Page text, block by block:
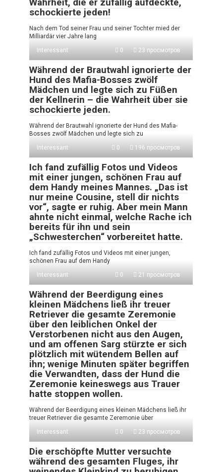
schockierte jeden!
Nach dem Tod seiner Frau und seiner Tochter mied der
Milliardär vier Jahre lang
Interessant
0 23 просмотров
Während der Brautwahl ignorierte der
Hund des Mafia-Bosses zwölf
Mädchen und legte sich zu Füßen
der Kellnerin – die Wahrheit über sie
schockierte jeden.
Während der Brautwahl ignorierte der Hund des Mafia-
Bosses zwölf Mädchen und legte sich zu
Interessant
0 196 просмотров
Ich fand zufällig Fotos und Videos
mit einer jungen, schönen Frau auf
dem Handy meines Mannes. „Das ist
nur meine Cousine, stell dir nichts
vor“, sagte er ruhig. Aber mein Mann
ahnte nicht einmal, welche Rache ich
bereits für ihn und sein
„Schwesterchen“ vorbereitet hatte.
Ich fand zufällig Fotos und Videos mit einer jungen,
schönen Frau auf dem Handy
Interessant
0 21 просмотров
Während der Beerdigung eines
kleinen Mädchens ließ ihr treuer
Retriever die gesamte Zeremonie
über den leiblichen Onkel der
Verstorbenen nicht aus den Augen,
und am offenen Sarg stürzte er sich
plötzlich mit wütendem Bellen auf
ihn; wenige Minuten später begriffen
die Verwandten, dass der Hund die
Zeremonie keineswegs aus Trauer
hatte stoppen wollen.
Während der Beerdigung eines kleinen Mädchens ließ ihr
treuer Retriever die gesamte Zeremonie über
Interessant
0 23 просмотров
Die erschöpfte Mutter versuchte
während des gesamten Fluges, ihr